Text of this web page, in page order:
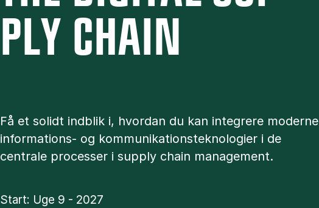
PLY CHAIN
Få et solidt indblik i, hvordan du kan integrere moderne
informations- og kommunikationsteknologier i de
centrale processer i supply chain management.
Start: Uge 9 - 2027